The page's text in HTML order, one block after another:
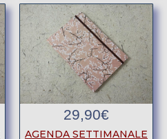
29,90€
AGENDA SETTIMANALE